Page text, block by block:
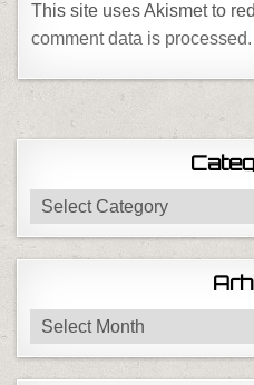
This site uses Akismet to
comment data is processed.
Categories
Arhive